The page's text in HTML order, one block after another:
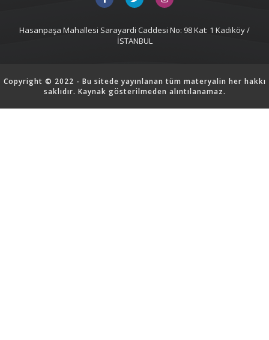
Hasanpaşa Mahallesi Sarayardi Caddesi No: 98 Kat: 1 Kadıköy /
İSTANBUL
Copyright © 2022 - Bu sitede yayınlanan tüm materyalin her hakkı
saklıdır. Kaynak gösterilmeden alıntılanamaz.